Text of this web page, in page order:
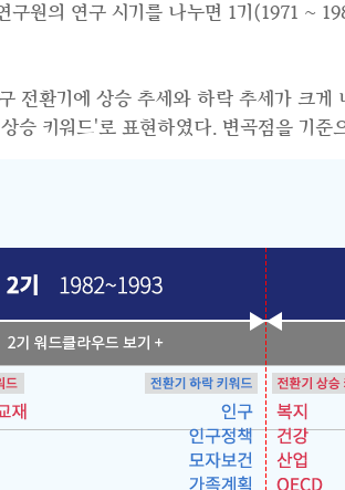
구원의 연구 시기를 나누면 1기(1971 ~
전환기에 상승 추세와 하락 추세가 크
승 키워드'로 표현하였다. 변곡점을 기